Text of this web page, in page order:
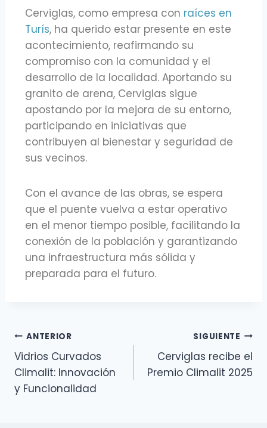
Cerviglas, como empresa con raíces en
Turís, ha querido estar presente en este
acontecimiento, reafirmando su
compromiso con la comunidad y el
desarrollo de la localidad. Aportando su
granito de arena, Cerviglas sigue
apostando por la mejora de su entorno,
participando en iniciativas que
contribuyen al bienestar y seguridad de
sus vecinos.
Con el avance de las obras, se espera
que el puente vuelva a estar operativo
en el menor tiempo posible, facilitando la
conexión de la población y garantizando
una infraestructura más sólida y
preparada para el futuro.
ANTERIOR
Vidrios Curvados
Climalit: Innovación
y Funcionalidad
SIGUIENTE
Cerviglas recibe el
Premio Climalit 2025